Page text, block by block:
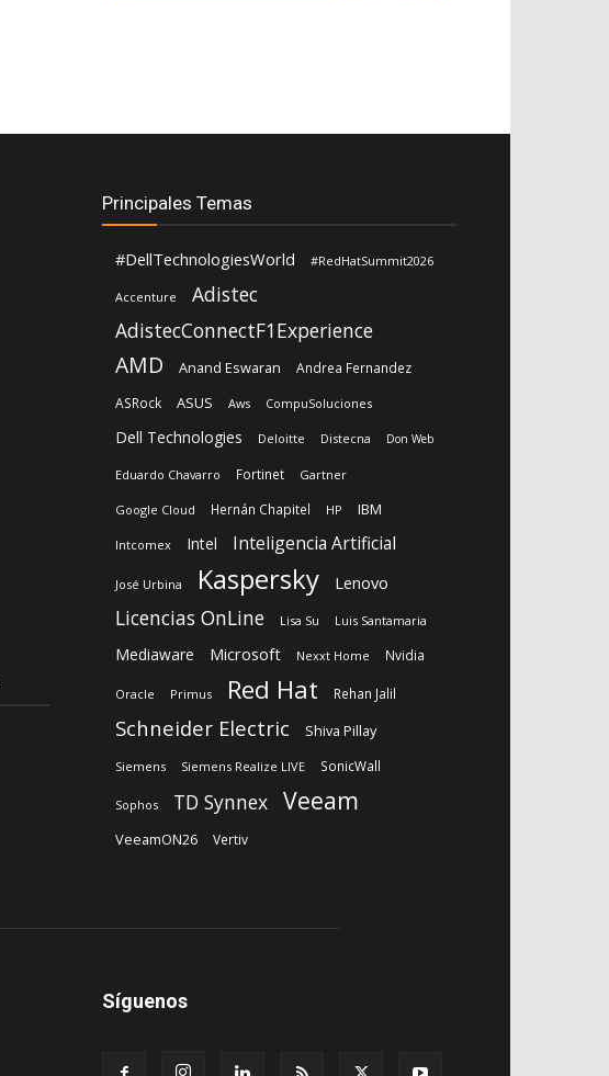
Principales Temas
#DellTechnologiesWorld #RedHatSummit2026
Accenture
Adistec
AdistecConnectF1Experience
AMD Anand Eswaran
Andrea Fernandez
ASRock
ASUS Aws CompuSoluciones
Dell Technologies Deloitte Distecna Don Web
Eduardo Chavarro Fortinet Gartner
Google Cloud Hernán Chapitel HP IBM
Intcomex Intel Inteligencia Artificial
José Urbina Kaspersky Lenovo
Licencias OnLine Lisa Su Luis Santamaria
Mediaware Microsoft Nexxt Home Nvidia
Oracle Primus Red Hat Rehan Jalil
Schneider Electric Shiva Pillay
Siemens Siemens Realize LIVE SonicWall
Sophos TD Synnex Veeam
VeeamON26 Vertiv
Síguenos